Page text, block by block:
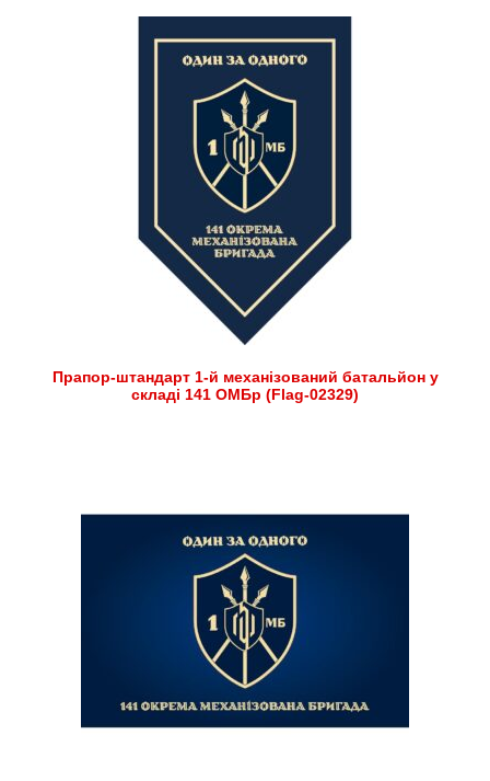
Прапор-штандарт 1-й механізований батальйон у
складі 141 ОМБр (Flag-02329)